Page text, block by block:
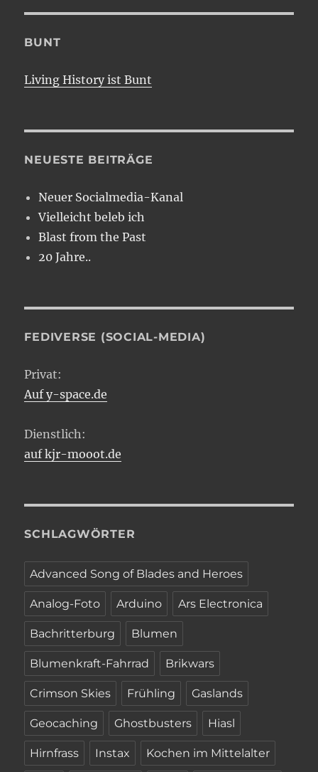
BUNT
Living History ist Bunt
NEUESTE BEITRÄGE
Neuer Socialmedia-Kanal
Vielleicht beleb ich
Blast from the Past
20 Jahre..
FEDIVERSE (SOCIAL-MEDIA)
Privat:
Auf y-space.de
Dienstlich:
auf kjr-mooot.de
SCHLAGWÖRTER
Advanced Song of Blades and Heroes
Analog-Foto Arduino Ars Electronica
Bachritterburg Blumen
Blumenkraft-Fahrrad Brikwars
Crimson Skies Frühling Gaslands
Geocaching Ghostbusters Hiasl
Hirnfrass Instax Kochen im Mittelalter